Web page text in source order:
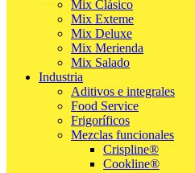
Mix Clásico
Mix Exteme
Mix Deluxe
Mix Merienda
Mix Salado
Industria
Aditivos e integrales
Food Service
Frigoríficos
Mezclas funcionales
Crispline®
Cookline®